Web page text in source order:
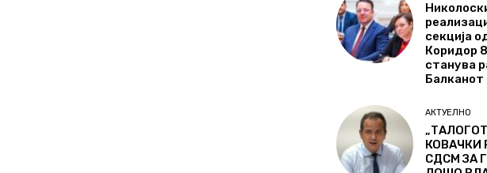
секција
Коридор
станува
Балканот
АКТУЕЛНО
КОВАЧКИ
СДСМ ЗА